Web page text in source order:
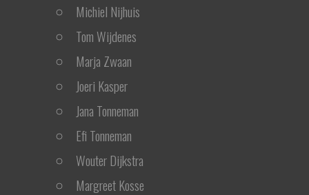
Michiel Nijhuis
Tom Wijdenes
Marja Zwaan
Joeri Kasper
Jana Tonneman
Efi Tonneman
Wouter Dijkstra
Margreet Kosse